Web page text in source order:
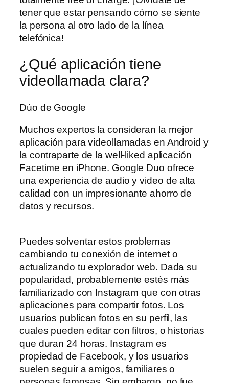
tener que estar pensando cómo se siente
la persona al otro lado de la línea
telefónica!
¿Qué aplicación tiene
videollamada clara?
Dúo de Google
Muchos expertos la consideran la mejor
aplicación para videollamadas en Android y
la contraparte de la well-liked aplicación
Facetime en iPhone. Google Duo ofrece
una experiencia de audio y video de alta
calidad con un impresionante ahorro de
datos y recursos.
Puedes solventar estos problemas
cambiando tu conexión de internet o
actualizando tu explorador web. Dada su
popularidad, probablemente estés más
familiarizado con Instagram que con otras
aplicaciones para compartir fotos. Los
usuarios publican fotos en su perfil, las
cuales pueden editar con filtros, o historias
que duran 24 horas. Instagram es
propiedad de Facebook, y los usuarios
suelen seguir a amigos, familiares o